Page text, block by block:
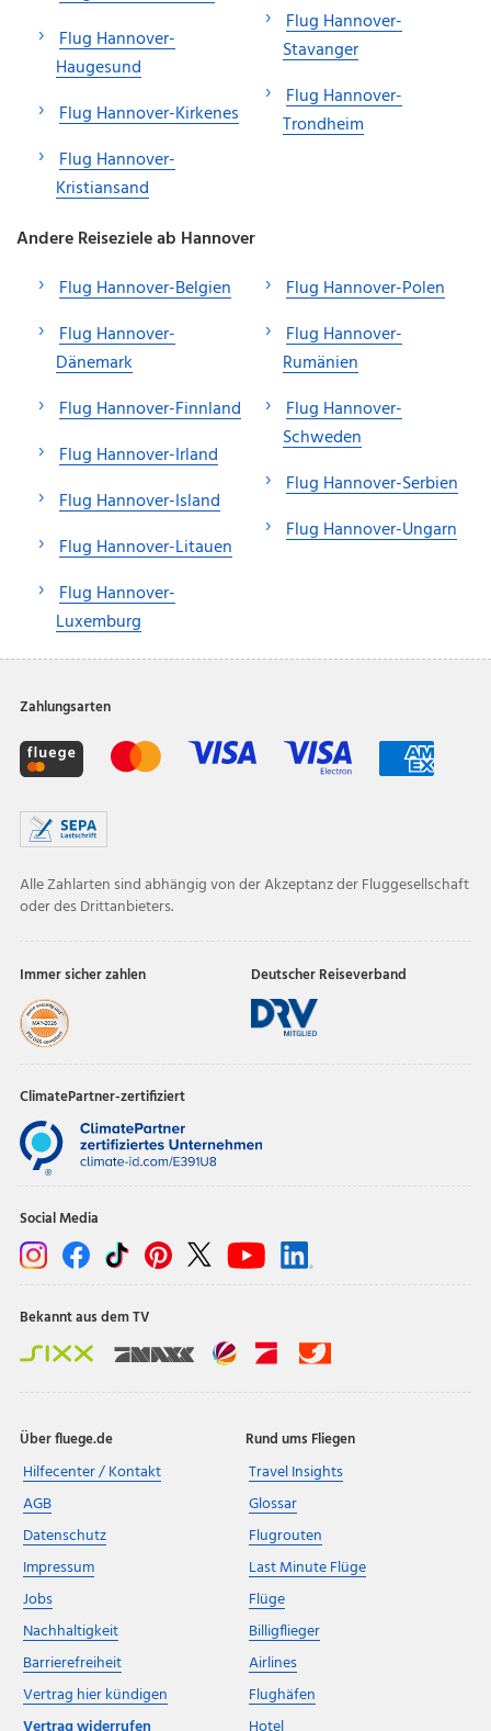
Flug Hannover-
Haugesund
Flug Hannover-Kirkenes
Flug Hannover-
Kristiansand
Flug Hannover-
Stavanger
Flug Hannover-
Trondheim
Andere Reiseziele ab Hannover
Flug Hannover-Belgien
Flug Hannover-
Dänemark
Flug Hannover-Finnland
Flug Hannover-Irland
Flug Hannover-Island
Flug Hannover-Litauen
Flug Hannover-
Luxemburg
Flug Hannover-Polen
Flug Hannover-
Rumänien
Flug Hannover-
Schweden
Flug Hannover-Serbien
Flug Hannover-Ungarn